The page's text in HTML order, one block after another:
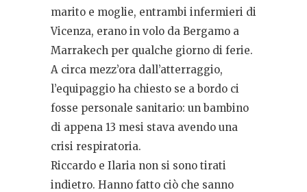
marito e moglie, entrambi infermieri di
Vicenza, erano in volo da Bergamo a
Marrakech per qualche giorno di ferie.
A circa mezz’ora dall’atterraggio,
l’equipaggio ha chiesto se a bordo ci
fosse personale sanitario: un bambino
di appena 13 mesi stava avendo una
crisi respiratoria.
Riccardo e Ilaria non si sono tirati
indietro. Hanno fatto ciò che sanno